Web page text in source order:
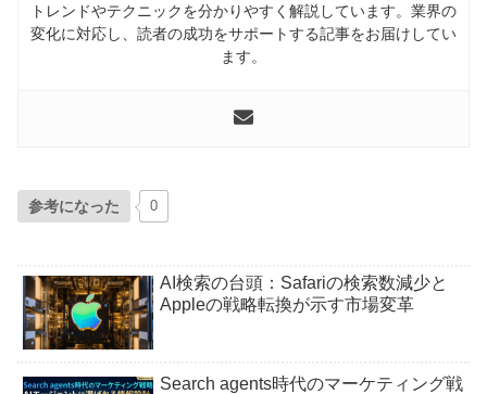
トレンドやテクニックを分かりやすく解説しています。業界の
変化に対応し、読者の成功をサポートする記事をお届けしてい
ます。
参考になった 0
AI検索の台頭：Safariの検索数減少と
Appleの戦略転換が示す市場変革
Search agents時代のマーケティング戦